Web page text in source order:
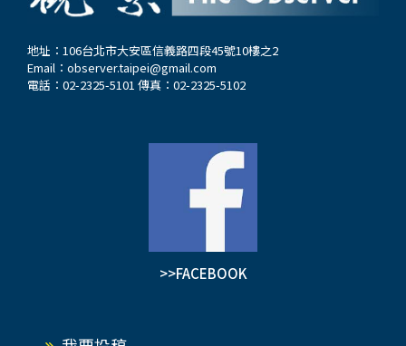
地址：106台北市大安區信義路四段45號10樓之2
Email： observer.taipei@gmail.com
電話：02-2325-5101 傳真：02-2325-5102
>>FACEBOOK